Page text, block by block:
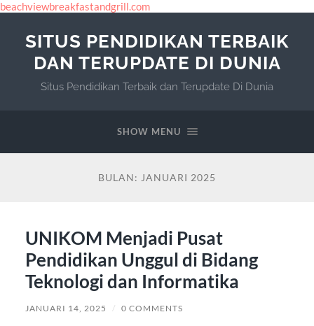
beachviewbreakfastandgrill.com
SITUS PENDIDIKAN TERBAIK
DAN TERUPDATE DI DUNIA
Situs Pendidikan Terbaik dan Terupdate Di Dunia
SHOW MENU
BULAN: JANUARI 2025
UNIKOM Menjadi Pusat
Pendidikan Unggul di Bidang
Teknologi dan Informatika
JANUARI 14, 2025 / 0 COMMENTS